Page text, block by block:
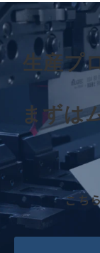
生産プ
まずは
こち